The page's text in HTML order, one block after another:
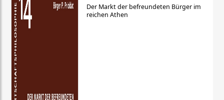
Der Markt der befreundeten Bürger im
reichen Athen